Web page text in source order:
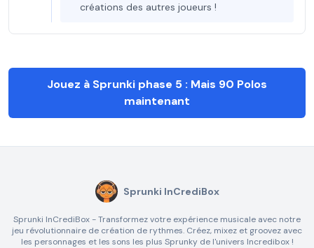
créations des autres joueurs !
Jouez à Sprunki phase 5 : Mais 90 Polos
maintenant
Sprunki InCrediBox
Sprunki InCrediBox - Transformez votre expérience musicale avec notre
jeu révolutionnaire de création de rythmes. Créez, mixez et groovez avec
les personnages et les sons les plus Sprunky de l'univers Incredibox !